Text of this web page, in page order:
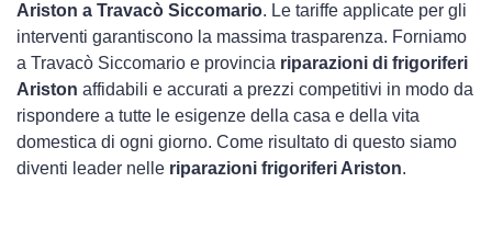
Ariston a Travacò Siccomario. Le tariffe applicate per gli
interventi garantiscono la massima trasparenza. Forniamo
a Travacò Siccomario e provincia riparazioni di frigoriferi
Ariston affidabili e accurati a prezzi competitivi in modo da
rispondere a tutte le esigenze della casa e della vita
domestica di ogni giorno. Come risultato di questo siamo
diventi leader nelle riparazioni frigoriferi Ariston.